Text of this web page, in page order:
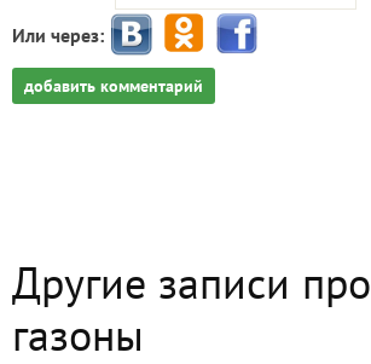
Или через:
добавить комментарий
Другие записи про
газоны